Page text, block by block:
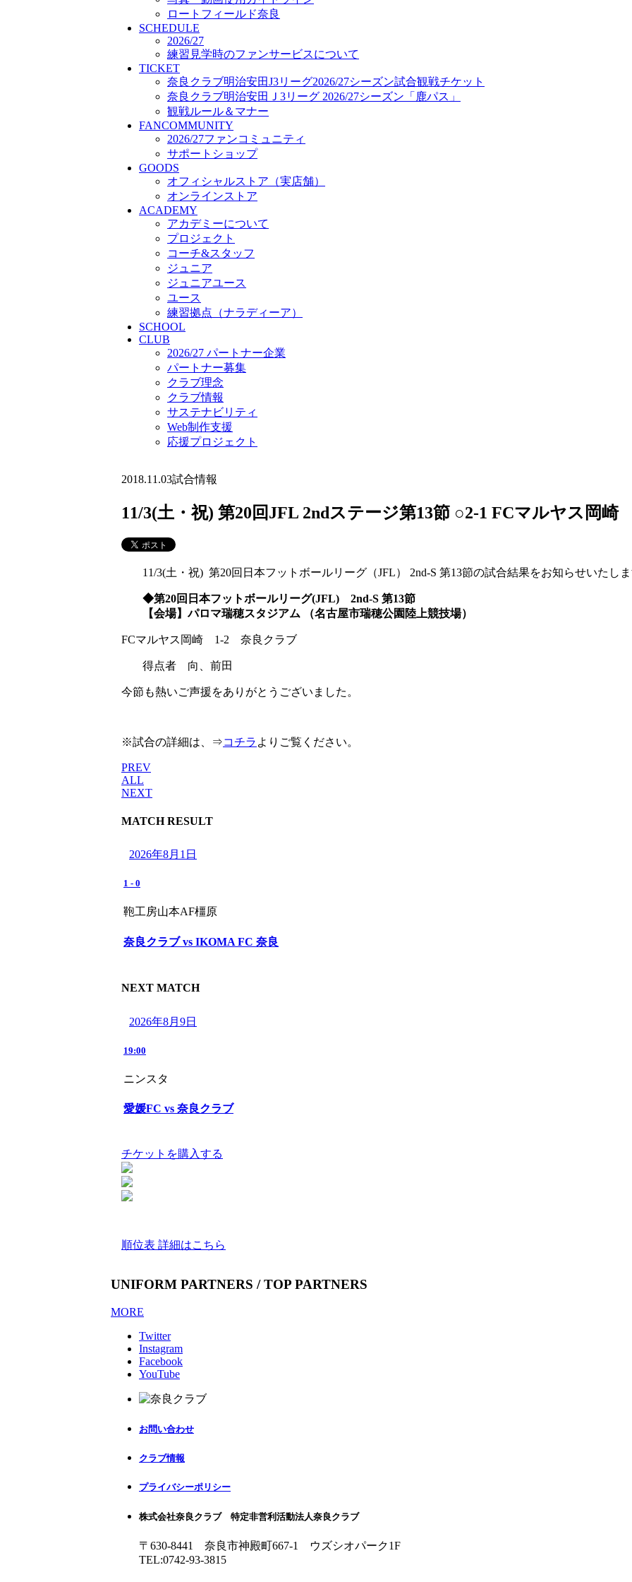
プロジェクト
コーチ&スタッフ
ジュニア
ジュニアユース
ユース
練習拠点（ナラディーア）
SCHOOL
CLUB
2026/27 パートナー企業
パートナー募集
クラブ理念
クラブ情報
サステナビリティ
Web制作支援
応援プロジェクト
ロートフィールド奈良
SCHEDULE
2026/27
練習見学時のファンサービスについて
TICKET
奈良クラブ明治安田J3リーグ2026/27シーズン試合観戦チケット
奈良クラブ明治安田Ｊ3リーグ 2026/27シーズン「鹿パス」
観戦ルール＆マナー
FANCOMMUNITY
2026/27ファンコミュニティ
サポートショップ
GOODS
オフィシャルストア（実店舗）
オンラインストア
ACADEMY
アカデミーについて
プロジェクト
コーチ&スタッフ
ジュニア
ジュニアユース
ユース
練習拠点（ナラディーア）
SCHOOL
CLUB
2026/27 パートナー企業
パートナー募集
クラブ理念
クラブ情報
サステナビリティ
Web制作支援
応援プロジェクト
2018.11.03試合情報
11/3(土・祝) 第20回JFL 2ndステージ第13節 ○2-1 FCマルヤス岡崎
11/3(土・祝) 第20回日本フットボールリーグ（JFL） 2nd-S 第13節の試合結果をお知らせいたし
◆第20回日本フットボールリーグ(JFL) 2nd-S 第13節
【会場】パロマ瑞穂スタジアム （名古屋市瑞穂公園陸上競技場）
FCマルヤス岡崎 1-2 奈良クラブ
得点者 向、前田
今節も熱いご声援をありがとうございました。
※試合の詳細は、⇒コチラ よりご覧ください。
PREV
ALL
NEXT
MATCH RESULT
2026年8月1日
1 - 0
鞄工房山本AF橿原
奈良クラブ vs IKOMA FC 奈良
NEXT MATCH
2026年8月9日
19:00
ニンスタ
愛媛FC vs 奈良クラブ
チケットを購入する
順位表 詳細はこちら
UNIFORM PARTNERS / TOP PARTNERS
MORE
Twitter
Instagram
Facebook
YouTube
お問い合わせ
クラブ情報
プライバシーポリシー
株式会社奈良クラブ 特定非営利活動法人奈良クラブ
〒630-8441 奈良市神殿町667-1
ウズシオパーク1F
TEL:0742-93-3815